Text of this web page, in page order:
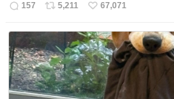
返
157
リ
ト
数
5,211
い
ね
数
67,071